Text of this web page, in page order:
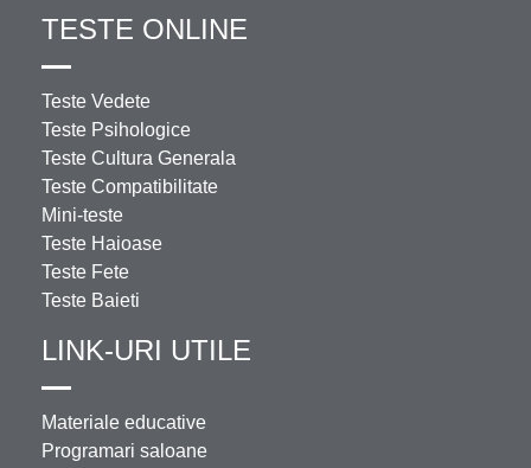
TESTE ONLINE
Teste Vedete
Teste Psihologice
Teste Cultura Generala
Teste Compatibilitate
Mini-teste
Teste Haioase
Teste Fete
Teste Baieti
LINK-URI UTILE
Materiale educative
Programari saloane